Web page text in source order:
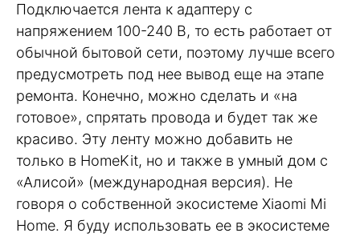
Подключается лента к адаптеру с
напряжением 100-240 В, то есть работает от
обычной бытовой сети, поэтому лучше всего
предусмотреть под нее вывод еще на этапе
ремонта. Конечно, можно сделать и «на
готовое», спрятать провода и будет так же
красиво. Эту ленту можно добавить не
только в HomeKit, но и также в умный дом с
«Алисой» (международная версия). Не
говоря о собственной экосистеме Xiaomi Mi
Home. Я буду использовать ее в экосистеме